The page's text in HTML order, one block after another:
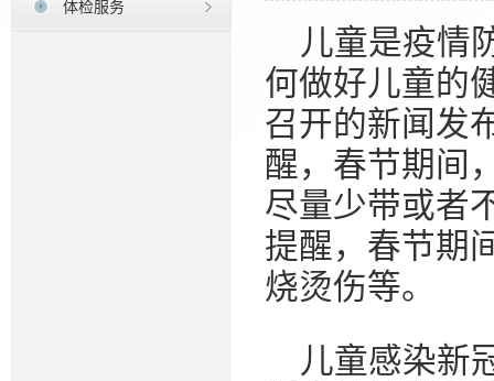
体检服务
儿童是疫情
何做好儿童的
召开的新闻发
醒，春节期间
尽量少带或者
提醒，春节期
烧烫伤等。
儿童感染新